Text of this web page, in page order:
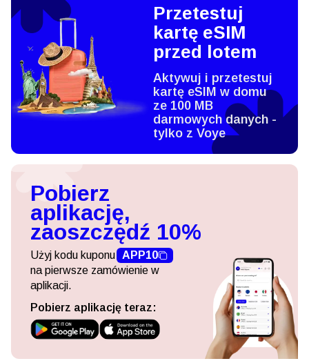
Przetestuj
kartę eSIM
przed lotem
Aktywuj i przetestuj
kartę eSIM w domu
ze 100 MB
darmowych danych -
tylko z Voye
Pobierz
aplikację,
zaoszczędź 10%
Użyj kodu kuponu APP10
na pierwsze zamówienie w
aplikacji.
Pobierz aplikację teraz: